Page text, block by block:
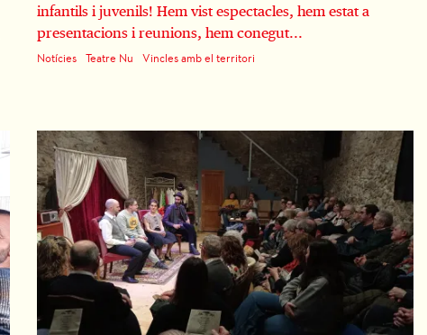
infantils i juvenils! Hem vist espectacles, hem estat a
presentacions i reunions, hem conegut...
Notícies Teatre Nu Vincles amb el territori